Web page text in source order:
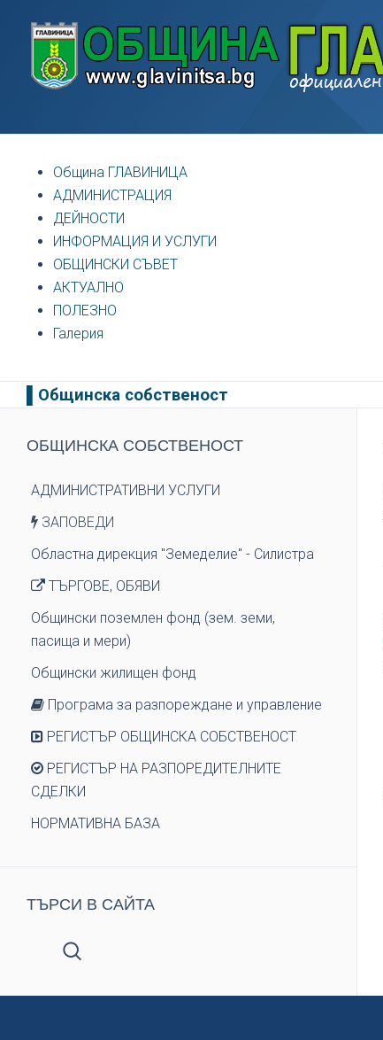
Община ГЛАВИНИЦА
АДМИНИСТРАЦИЯ
ДЕЙНОСТИ
ИНФОРМАЦИЯ И УСЛУГИ
ОБЩИНСКИ СЪВЕТ
АКТУАЛНО
ПОЛЕЗНО
Галерия
Общинска собственост
ОБЩИНСКА СОБСТВЕНОСТ
АДМИНИСТРАТИВНИ УСЛУГИ
ЗАПОВЕДИ
Областна дирекция "Земеделие" - Силистра
ТЪРГОВЕ, ОБЯВИ
Общински поземлен фонд (зем. земи,
пасища и мери)
Общински жилищен фонд
Програма за разпореждане и управление
РЕГИСТЪР ОБЩИНСКА СОБСТВЕНОСТ
РЕГИСТЪР НА РАЗПОРЕДИТЕЛНИТЕ
СДЕЛКИ
НОРМАТИВНА БАЗА
ТЪРСИ В САЙТА